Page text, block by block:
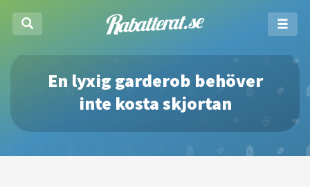
En lyxig garderob behöver
inte kosta skjortan